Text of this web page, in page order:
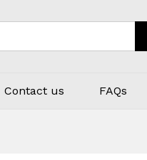
Contact us FAQs